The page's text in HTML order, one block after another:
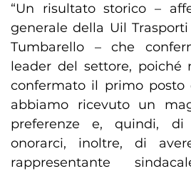
“Un risultato storico –
generale della Uil
Tumbarello – che
leader del settore, poiché
confermato il primo
abbiamo ricevuto un
preferenze e, quindi, di
onorarci, inoltre, di
rappresentante